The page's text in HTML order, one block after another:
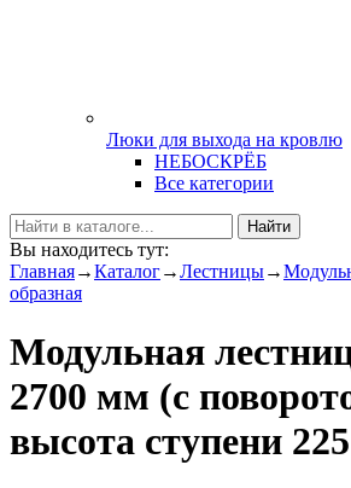
Люки для выхода на кровлю
НЕБОСКРЁБ
Все категории
Найти
Вы находитесь тут:
Главная→Каталог→Лестницы→
образная
Модульная
2700 мм (с
высота ступени